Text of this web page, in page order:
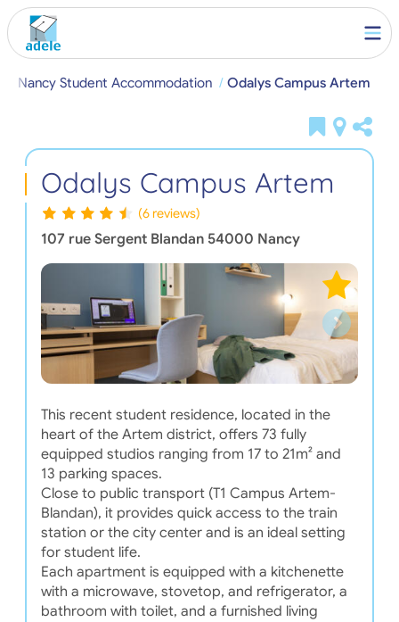
Nancy Student Accommodation Odalys Campus Artem
Odalys Campus Artem
(6 reviews)
107 rue Sergent Blandan 54000 Nancy
This recent student residence, located in the
heart of the Artem district, offers 73 fully
equipped studios ranging from 17 to 21m² and
13 parking spaces.
Close to public transport (T1 Campus Artem-
Blandan), it provides quick access to the train
station or the city center and is an ideal setting
for student life.
Each apartment is equipped with a kitchenette
with a microwave, stovetop, and refrigerator, a
bathroom with toilet, and a furnished living